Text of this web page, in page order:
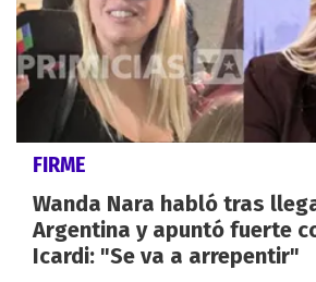
FIRME
Wanda Nara habló tras
Argentina y apuntó fuerte
Icardi: "Se va a arrepentir"